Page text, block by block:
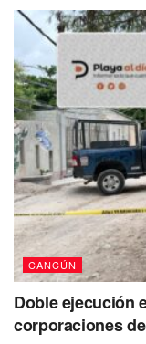
respondería en
habrían
de 10 días. Sin
fiscalía la
precisa.
Tags: Bonfil
CANCÚN
Doble ejecución
corporaciones